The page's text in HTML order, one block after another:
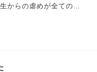
たまりません。 必死
す。でも、これからの大
かびます。こんなも
を馬鹿にしたように笑
した。腕を脱臼した時は
れが原因で自分はダメ